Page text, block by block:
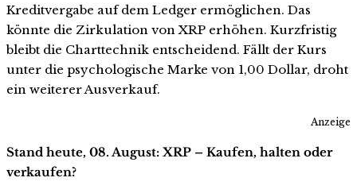
Kreditvergabe auf dem Ledger ermöglichen. Das
könnte die Zirkulation von XRP erhöhen. Kurzfristig
bleibt die Charttechnik entscheidend. Fällt der Kurs
unter die psychologische Marke von 1,00 Dollar, droht
ein weiterer Ausverkauf.
Anzeige
Stand heute, 08. August: XRP – Kaufen, halten oder
verkaufen?